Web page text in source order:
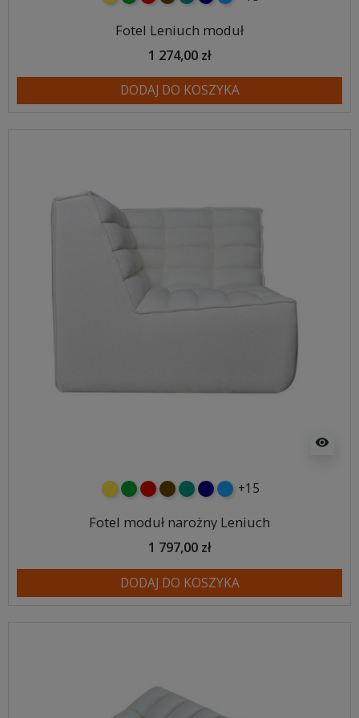
Fotel Leniuch moduł
1 274,00 zł
DODAJ DO KOSZYKA
visibility
żółtyzielonyczerwony
czekoladowy
turkusowy
granatowy
niebieski
+15
Fotel moduł narożny Leniuch
1 797,00 zł
DODAJ DO KOSZYKA